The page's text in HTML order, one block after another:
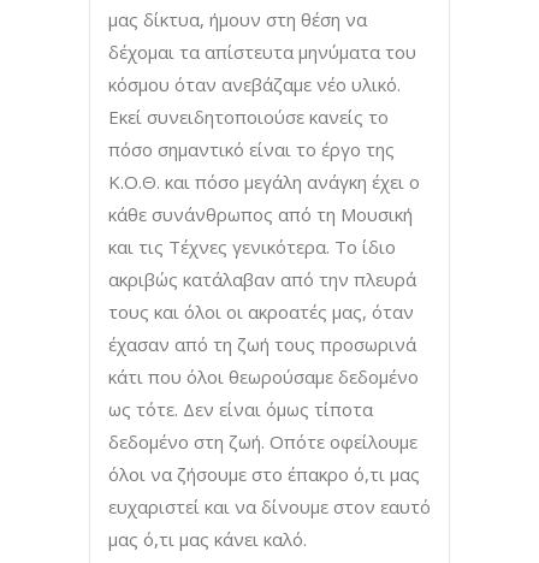
μας δίκτυα, ήμουν στη θέση να
δέχομαι τα απίστευτα μηνύματα του
κόσμου όταν ανεβάζαμε νέο υλικό.
Εκεί συνειδητοποιούσε κανείς το
πόσο σημαντικό είναι το έργο της
Κ.Ο.Θ. και πόσο μεγάλη ανάγκη έχει ο
κάθε συνάνθρωπος από τη Μουσική
και τις Τέχνες γενικότερα. Το ίδιο
ακριβώς κατάλαβαν από την πλευρά
τους και όλοι οι ακροατές μας, όταν
έχασαν από τη ζωή τους προσωρινά
κάτι που όλοι θεωρούσαμε δεδομένο
ως τότε. Δεν είναι όμως τίποτα
δεδομένο στη ζωή. Οπότε οφείλουμε
όλοι να ζήσουμε στο έπακρο ό,τι μας
ευχαριστεί και να δίνουμε στον εαυτό
μας ό,τι μας κάνει καλό.